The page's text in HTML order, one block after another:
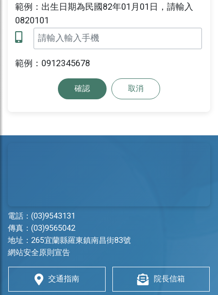
範例：出生日期為民國82年01月01日，請輸入
0820101
範例：0912345678
確認 取消
電話： (03)9543131
傳真：(03)9565042
地址： 265宜蘭縣羅東鎮南昌街83號
網站安全原則宣告
交通指南 院長信箱